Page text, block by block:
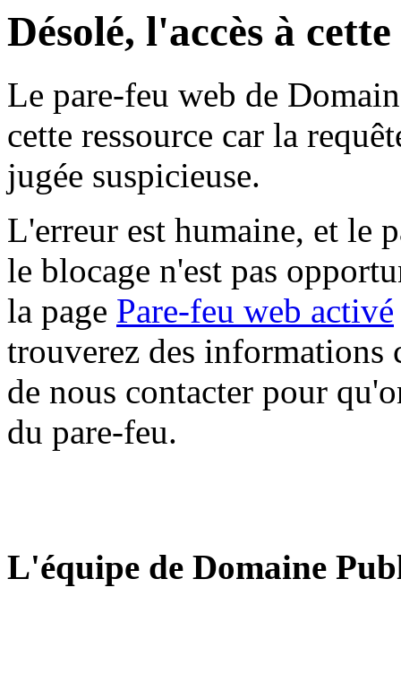
Désolé, l'accès à
Le pare-feu web de
cette ressource car la
jugée suspicieuse.
L'erreur est humaine, et le
le blocage n'est pas
la page Pare-feu web activé
trouverez des informations
de nous contacter pour
du pare-feu.
L'équipe de Domaine